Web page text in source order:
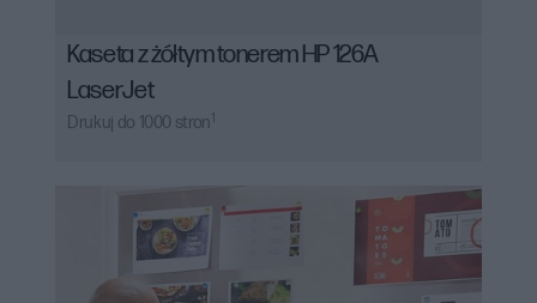
Kaseta z żółtym tonerem HP 126A
LaserJet
Drukuj do 1000 stron